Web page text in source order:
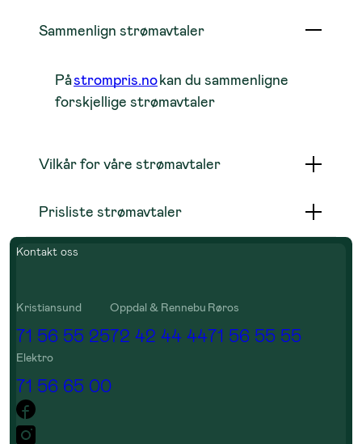
Sammenlign strømavtaler
Påstrompris.nokan du sammenligne
forskjellige strømavtaler
Vilkår for våre strømavtaler
Prisliste strømavtaler
Kontakt oss
Kristiansund
71 56 55 25
Oppdal & Rennebu
72 42 44 44
Røros
71 56 55 55
Elektro
71 56 65 00